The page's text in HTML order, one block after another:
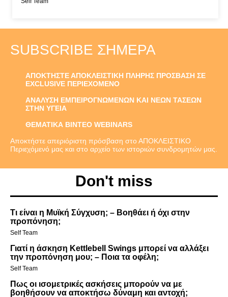
SUBSCRIBE ΣΉΜΕΡΑ
ΑΠΟΚΤΗΣΤΕ ΑΠΟΚΛΕΙΣΤΙΚΗ ΠΛΗΡΗΣ ΠΡΟΣΒΑΣΗ ΣΕ
EXCLUSIVE ΠΕΡΙΕΧΟΜΕΝΟ
ΑΝΑΛΥΣΗ ΕΜΠΕΙΡΟΓΝΩΜΕΝΩΝ ΚΑΙ ΝΕΩΝ ΤΑΣΕΩΝ
ΣΤΗΝ ΥΓΕΙΑ
ΘΕΜΑΤΙΚΑ ΒΙΝΤΕΟ WEBINARS
Αποκτήστε απεριόριστη πρόσβαση στο ΑΠΟΚΛΕΙΣΤΙΚΟ
Περιεχόμενό μας και στο αρχείο των ιστοριών συνδρομητών μας.
Don't miss
Τι είναι η Μυϊκή Σύγχυση; – Βοηθάει ή όχι στην
προπόνηση;
Self Team
Γιατί η άσκηση Kettlebell Swings μπορεί να αλλάξει
την προπόνηση μου; – Ποια τα οφέλη;
Self Team
Πως οι ισομετρικές ασκήσεις μπορούν να με
βοηθήσουν να αποκτήσω δύναμη και αντοχή;